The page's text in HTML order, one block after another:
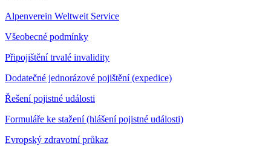
Alpenverein Weltweit Service
Všeobecné podmínky
Připojištění trvalé invalidity
Dodatečné jednorázové pojištění (expedice)
Řešení pojistné události
Formuláře ke stažení (hlášení pojistné události)
Evropský zdravotní průkaz